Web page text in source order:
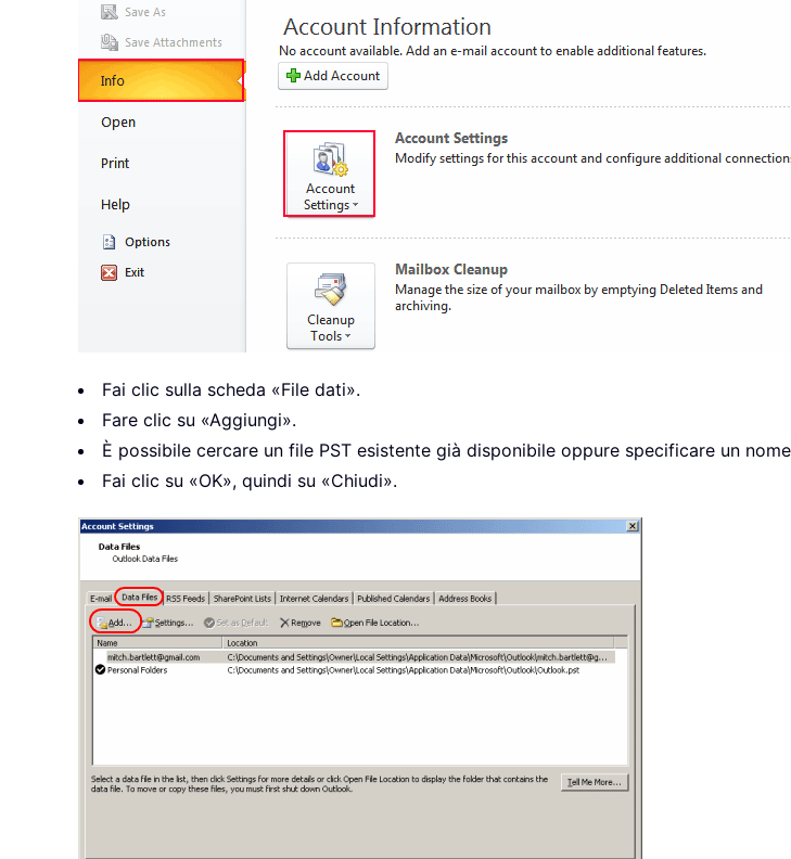
Fai clic sulla scheda «File dati».
Fare clic su «Aggiungi».
È possibile cercare un file PST esistente già disponibile oppure specificare un
Fai clic su «OK», quindi su «Chiudi».